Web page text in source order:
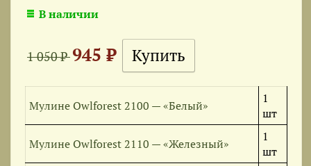
В наличии
1 050 ₽945 ₽
Мулине Owlforest 2100 — «Белый»
1
шт
Мулине Owlforest 2110 — «Железный»
1
шт